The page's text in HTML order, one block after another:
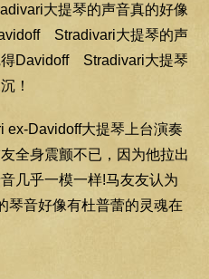
大提琴的声音真的好像
Stradivari大提琴的声
Davidoff Stradivari大提琴
！
ex-Davidoff大提琴上台演奏
全身震颤不已，因为他拉出
几乎一模一样!马友友认为
琴音好像有杜普蕾的灵魂在